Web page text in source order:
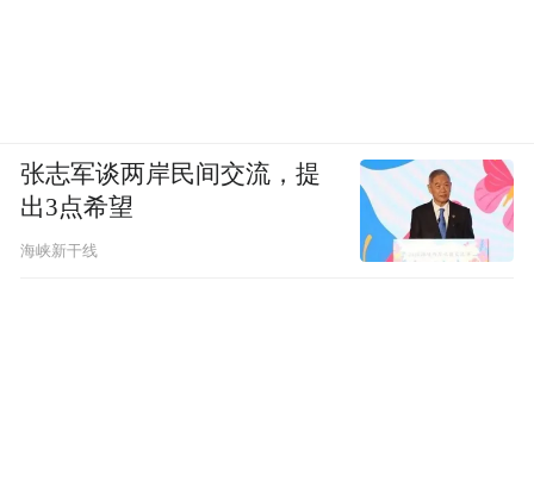
张志军谈两岸民间交流，提
出3点希望
海峡新干线